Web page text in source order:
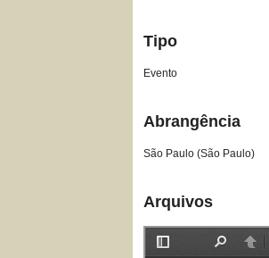
Tipo
Evento
Abrangência
São Paulo (São Paulo)
Arquivos